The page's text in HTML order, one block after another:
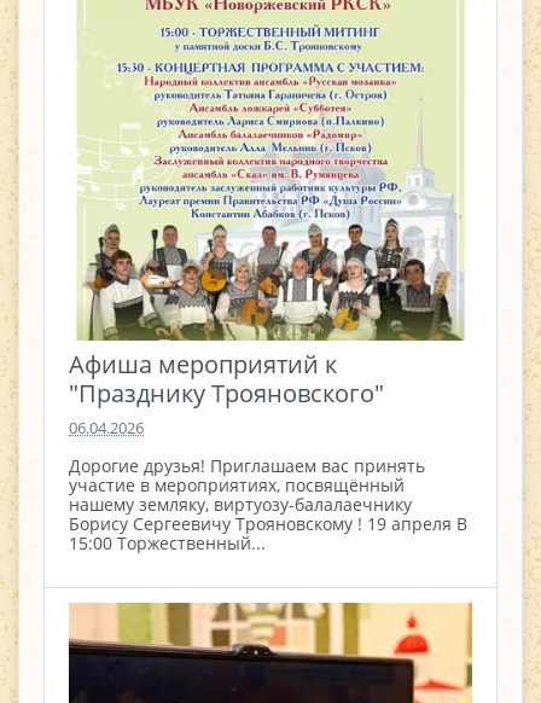
Афиша мероприятий к
"Празднику Трояновского"
06.04.2026
Дорогие друзья! Приглашаем вас принять
участие в мероприятиях, посвящённый
нашему земляку, виртуозу-балалаечнику
Борису Сергеевичу Трояновскому ! 19 апреля В
15:00 Торжественный...